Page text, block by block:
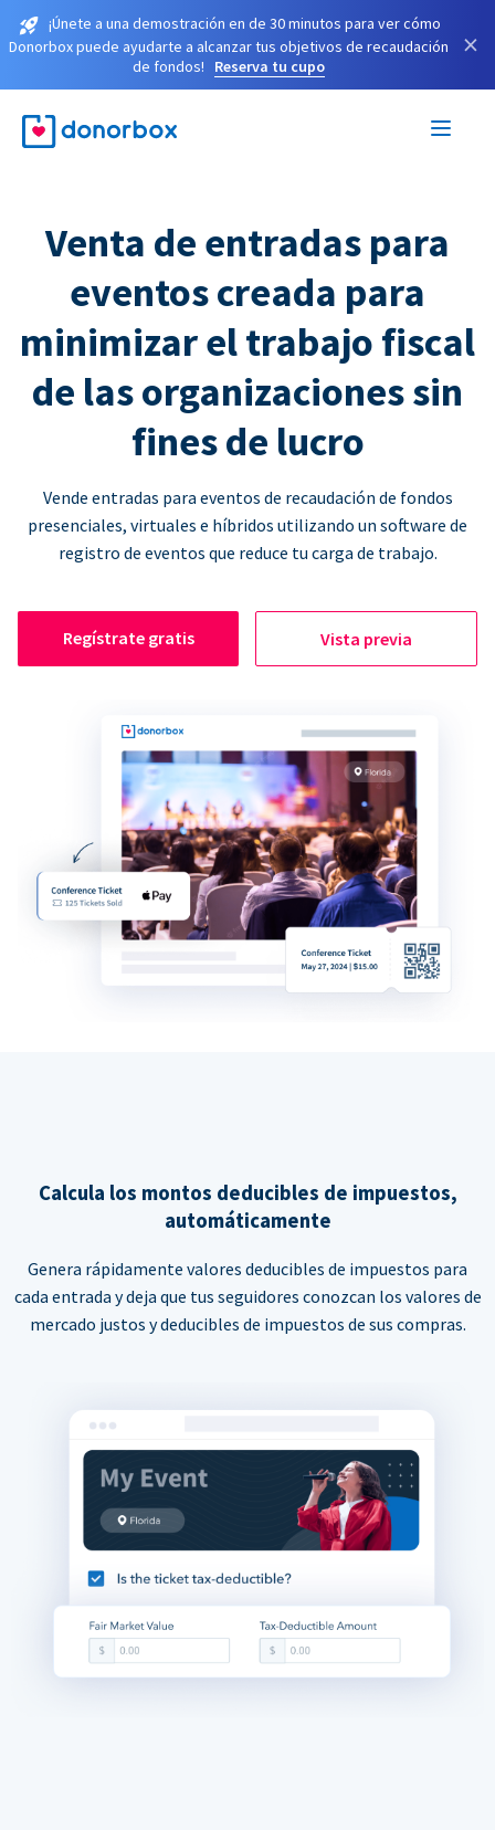
¡Únete a una demostración en de 30 minutos para ver cómo
Donorbox puede ayudarte a alcanzar tus objetivos de recaudación
de fondos!
Reserva tu cupo
×
Venta de entradas para
eventos creada para
minimizar el trabajo fiscal
de las organizaciones sin
fines de lucro
Vende entradas para eventos de recaudación de fondos
presenciales, virtuales e híbridos utilizando un software de
registro de eventos que reduce tu carga de trabajo.
Regístrate gratis Vista previa
Calcula los montos deducibles de impuestos,
automáticamente
Genera rápidamente valores deducibles de impuestos para
cada entrada y deja que tus seguidores conozcan los valores de
mercado justos y deducibles de impuestos de sus compras.